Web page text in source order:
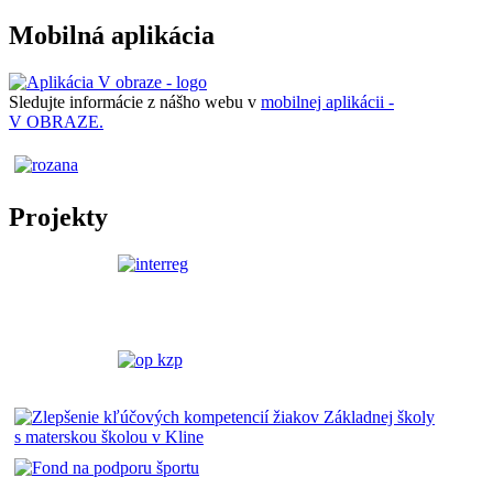
Mobilná aplikácia
Sledujte informácie z nášho webu v mobilnej aplikácii -
V OBRAZE.
Projekty